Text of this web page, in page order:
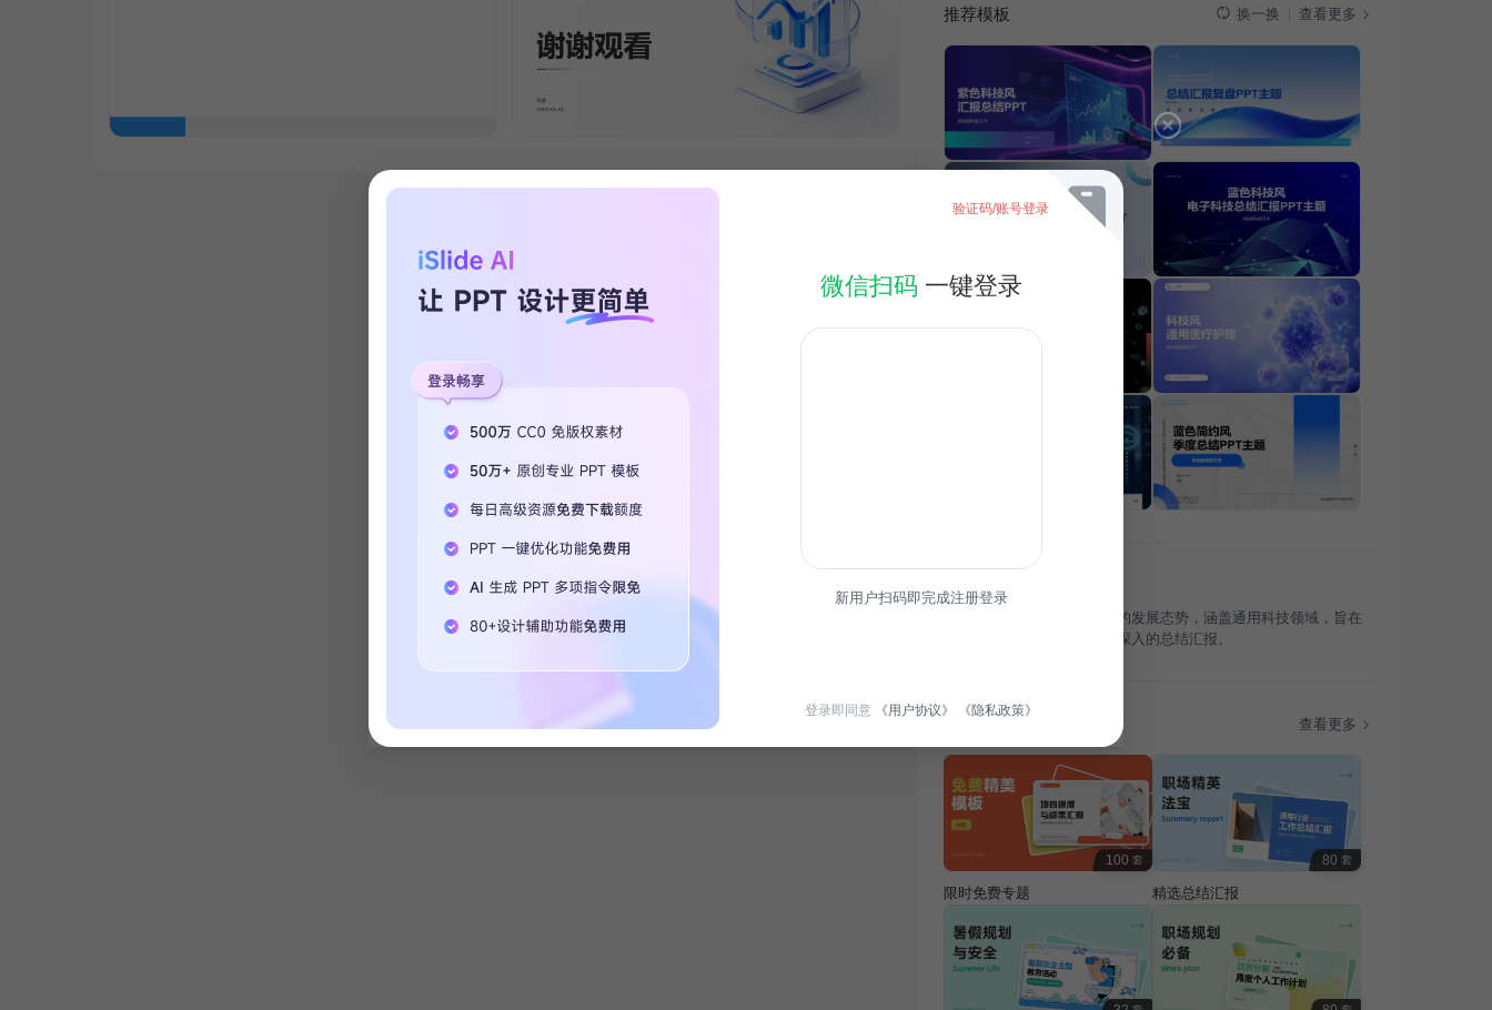
推荐模板 换一换 查看更多
本报告总结了电子科技行业的发展态势，涵盖通用科技领域，旨在
为行业内外人士提供全面、深入的总结汇报。
查看更多
100 套
限时免费专题
80 套
精选总结汇报
验证码/账号登录
微信扫码 一键登录
新用户扫码即完成注册登录
登录即同意 《用户协议》 《隐私政策》